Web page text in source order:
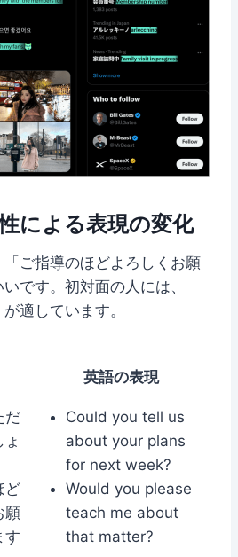
による表現の変化
ご指導のほどよろしくお願
です。初対面の人には、
適しています。
英語の表現
だ
ど
願
す
Could you tell us
about your plans
for next week?
Would you please
teach me about
that matter?